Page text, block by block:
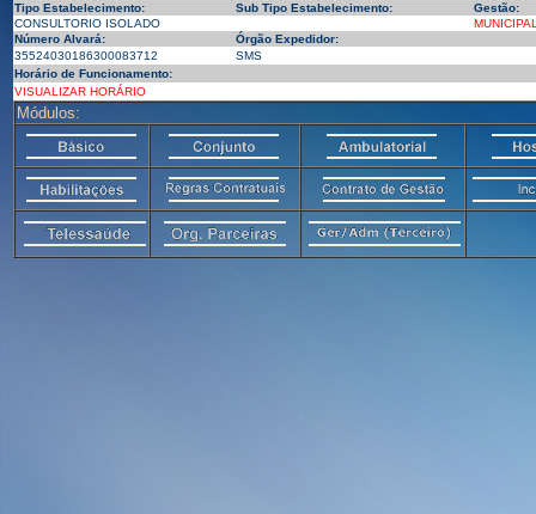
Tipo Estabelecimento:
Sub Tipo Estabelecimento:
Gestão:
CONSULTORIO ISOLADO
Número Alvará:
Órgão Expedidor:
35524030186300083712
SMS
Horário de Funcionamento:
VISUALIZAR HORÁRIO
Módulos: